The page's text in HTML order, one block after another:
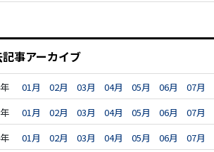
事アーカイブ
01月 02月 03月 04月 05月 06月 07月
01月 02月 03月 04月 05月 06月 07月
01月 02月 03月 04月 05月 06月 07月